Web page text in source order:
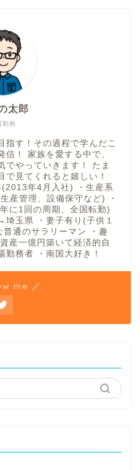
勤務
太郎
指す！その過程で学んだこ
信！ 家族を愛する中で、
でやっていきます！ たま
で見てくれると嬉しい！
(2013年4月入社) ・生産系
産管理、設備保守など) ・
に1回の周期、全国転勤)
玉県 ・妻子有り(子供１
通のサラリーマン ・趣
一億円築いて経済的自
勤務者 ・南国大好き！
me ／